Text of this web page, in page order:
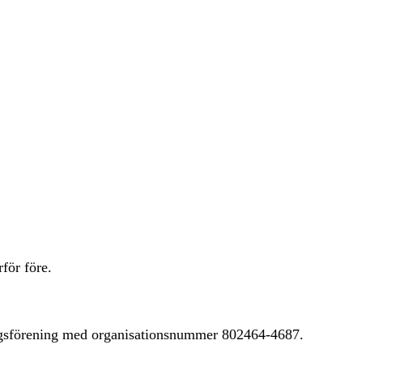
före.
med organisationsnummer 802464-4687.